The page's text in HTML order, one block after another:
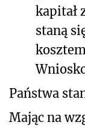
kapitał
staną
Państwa
Mając na